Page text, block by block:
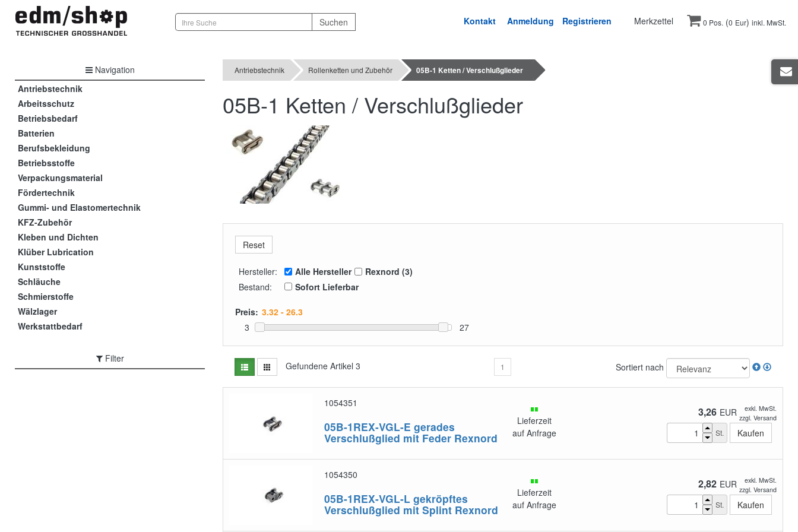
Kontakt Anmeldung Registrieren Merkzettel 0 Pos. (0 Eur) inkl. MwSt.
Navigation
Antriebstechnik
Arbeitsschutz
Betriebsbedarf
Batterien
Berufsbekleidung
Betriebsstoffe
Verpackungsmaterial
Fördertechnik
Gummi- und Elastomertechnik
KFZ-Zubehör
Kleben und Dichten
Klüber Lubrication
Kunststoffe
Schläuche
Schmierstoffe
Wälzlager
Werkstattbedarf
Filter
Antriebstechnik Rollenketten und Zubehör 05B-1 Ketten / Verschlußglieder
05B-1 Ketten / Verschlußglieder
Hersteller: Alle Hersteller
Rexnord (3)
Bestand:
Sofort Lieferbar
Preis:
3
27
Gefundene Artikel 3 1 Sortiert nach
1054351
05B-1REX-VGL-E gerades
Verschlußglied mit Feder Rexnord
Lieferzeit
auf Anfrage
3,26 EUR
exkl. MwSt.
zzgl. Versand
St.
1054350
05B-1REX-VGL-L gekröpftes
Verschlußglied mit Splint Rexnord
Lieferzeit
auf Anfrage
2,82 EUR
exkl. MwSt.
zzgl. Versand
St.